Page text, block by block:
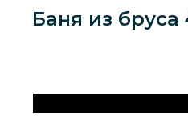
Деревянные дома
Каркасные дома
Бани из бруса
УСЛУГИ
Наши технологии
АКЦИИ
Баня из